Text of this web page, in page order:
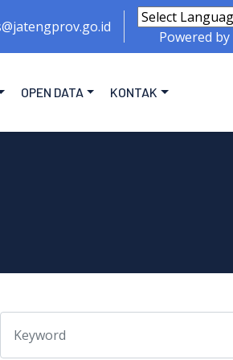
Powered by
OPEN DATA KONTAK